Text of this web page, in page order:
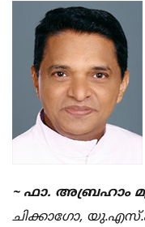
~ ഫാ. അബ്രഹാം
ചിക്കാഗോ,